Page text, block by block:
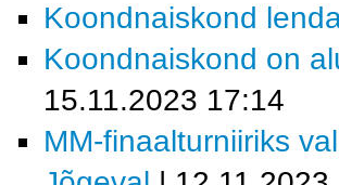
Koondnaiskond
Koondnaiskond on
15.11.2023 17:14
MM-finaalturniiriks